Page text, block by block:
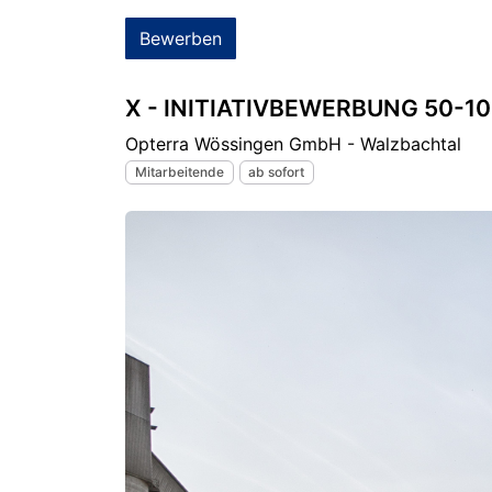
Bewerben
X - INITIATIVBEWERBUNG 50-
Opterra Wössingen GmbH - Walzbachtal
Mitarbeitende ab sofort